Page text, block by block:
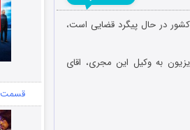
کشور در حال پیگرد قضایی است،
به وکیل این مجری، اقای
قسمت